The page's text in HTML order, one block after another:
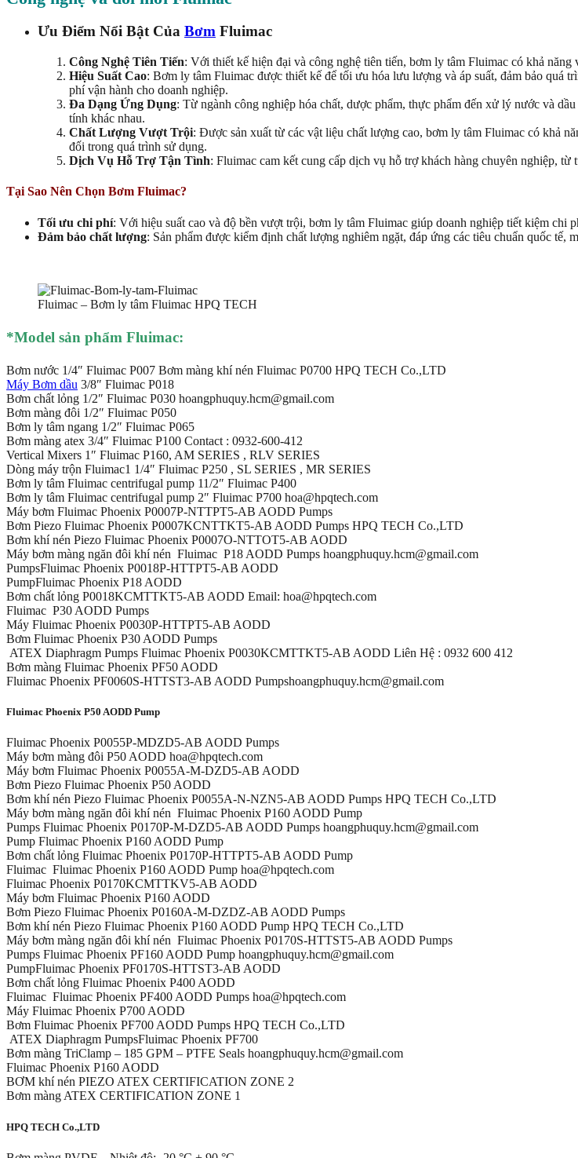
Ưu Điểm Nổi Bật Của Bơm Fluimac
Công Nghệ Tiên Tiến: Với thiết kế hiện đại và công nghệ tiên tiến, bơm ly tâm Fluimac có khả
Hiệu Suất Cao: Bơm ly tâm Fluimac được thiết kế để tối ưu hóa lưu lượng và áp suất, đảm bảo
phí vận hành cho doanh nghiệp.
Đa Dạng Ứng Dụng: Từ ngành công nghiệp hóa chất, dược phẩm, thực phẩm đến xử lý nước và
tính khác nhau.
Chất Lượng Vượt Trội: Được sản xuất từ các vật liệu chất lượng cao, bơm ly tâm Fluimac có khả
đối trong quá trình sử dụng.
Dịch Vụ Hỗ Trợ Tận Tình: Fluimac cam kết cung cấp dịch vụ hỗ trợ khách hàng chuyên nghiệp,
Tại Sao Nên Chọn Bơm Fluimac?
Tối ưu chi phí: Với hiệu suất cao và độ bền vượt trội, bơm ly tâm Fluimac giúp doanh nghiệp tiết kiệm chi
Đảm bảo chất lượng: Sản phẩm được kiểm định chất lượng nghiêm ngặt, đáp ứng các tiêu chuẩn quốc tế,
Fluimac – Bơm ly tâm Fluimac HPQ TECH
*Model sản phẩm Fluimac:
Bơm nước 1/4″ Fluimac P007 Bơm màng khí nén Fluimac P0700 HPQ TECH Co.,LTD
Máy Bơm dầu 3/8″ Fluimac P018
Bơm chất lỏng 1/2″ Fluimac P030 hoangphuquy.hcm@gmail.com
Bơm màng đôi 1/2″ Fluimac P050
Bơm ly tâm ngang 1/2″ Fluimac P065
Bơm màng atex 3/4″ Fluimac P100 Contact : 0932-600-412
Vertical Mixers 1″ Fluimac P160, AM SERIES , RLV SERIES
Dòng máy trộn Fluimac1 1/4″ Fluimac P250 , SL SERIES , MR SERIES
Bơm ly tâm Fluimac centrifugal pump 11/2″ Fluimac P400
Bơm ly tâm Fluimac centrifugal pump 2″ Fluimac P700 hoa@hpqtech.com
Máy bơm Fluimac Phoenix P0007P-NTTPT5-AB AODD Pumps
Bơm Piezo Fluimac Phoenix P0007KCNTTKT5-AB AODD Pumps HPQ TECH Co.,LTD
Bơm khí nén Piezo Fluimac Phoenix P0007O-NTTOT5-AB AODD
Máy bơm màng ngăn đôi khí nén Fluimac P18 AODD Pumps hoangphuquy.hcm@gmail.com
PumpsFluimac Phoenix P0018P-HTTPT5-AB AODD
PumpFluimac Phoenix P18 AODD
Bơm chất lỏng P0018KCMTTKT5-AB AODD Email: hoa@hpqtech.com
Fluimac P30 AODD Pumps
Máy Fluimac Phoenix P0030P-HTTPT5-AB AODD
Bơm Fluimac Phoenix P30 AODD Pumps
ATEX Diaphragm Pumps Fluimac Phoenix P0030KCMTTKT5-AB AODD Liên Hệ : 0932 600 412
Bơm màng Fluimac Phoenix PF50 AODD
Fluimac Phoenix PF0060S-HTTST3-AB AODD Pumpshoangphuquy.hcm@gmail.com
Fluimac Phoenix P50 AODD Pump
Fluimac Phoenix P0055P-MDZD5-AB AODD Pumps
Máy bơm màng đôi P50 AODD hoa@hpqtech.com
Máy bơm Fluimac Phoenix P0055A-M-DZD5-AB AODD
Bơm Piezo Fluimac Phoenix P50 AODD
Bơm khí nén Piezo Fluimac Phoenix P0055A-N-NZN5-AB AODD Pumps HPQ TECH Co.,LTD
Máy bơm màng ngăn đôi khí nén Fluimac Phoenix P160 AODD Pump
Pumps Fluimac Phoenix P0170P-M-DZD5-AB AODD Pumps hoangphuquy.hcm@gmail.com
Pump Fluimac Phoenix P160 AODD Pump
Bơm chất lỏng Fluimac Phoenix P0170P-HTTPT5-AB AODD Pump
Fluimac Fluimac Phoenix P160 AODD Pump hoa@hpqtech.com
Fluimac Phoenix P0170KCMTTKV5-AB AODD
Máy bơm Fluimac Phoenix P160 AODD
Bơm Piezo Fluimac Phoenix P0160A-M-DZDZ-AB AODD Pumps
Bơm khí nén Piezo Fluimac Phoenix P160 AODD Pump HPQ TECH Co.,LTD
Máy bơm màng ngăn đôi khí nén Fluimac Phoenix P0170S-HTTST5-AB AODD Pumps
Pumps Fluimac Phoenix PF160 AODD Pump hoangphuquy.hcm@gmail.com
PumpFluimac Phoenix PF0170S-HTTST3-AB AODD
Bơm chất lỏng Fluimac Phoenix P400 AODD
Fluimac Fluimac Phoenix PF400 AODD Pumps hoa@hpqtech.com
Máy Fluimac Phoenix P700 AODD
Bơm Fluimac Phoenix PF700 AODD Pumps HPQ TECH Co.,LTD
ATEX Diaphragm PumpsFluimac Phoenix PF700
Bơm màng TriClamp – 185 GPM – PTFE Seals hoangphuquy.hcm@gmail.com
Fluimac Phoenix P160 AODD
BƠM khí nén PIEZO ATEX CERTIFICATION ZONE 2
Bơm màng ATEX CERTIFICATION ZONE 1
HPQ TECH Co.,LTD